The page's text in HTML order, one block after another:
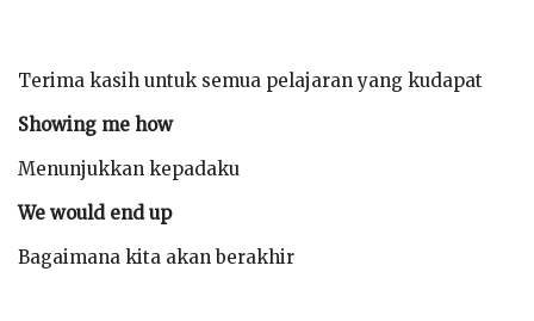
Terima kasih untuk semua pelajaran yang kudapat
Showing me how
Menunjukkan kepadaku
We would end up
Bagaimana kita akan berakhir